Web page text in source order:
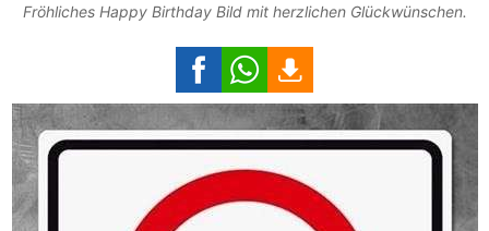
Fröhliches Happy Birthday Bild mit herzlichen Glückwünschen.